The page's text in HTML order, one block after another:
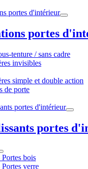
portes d'intérieur
portes
tenture / sans cadre
invisibles
simple et double action
de porte
portes d'intérieur
portes
bois
verre